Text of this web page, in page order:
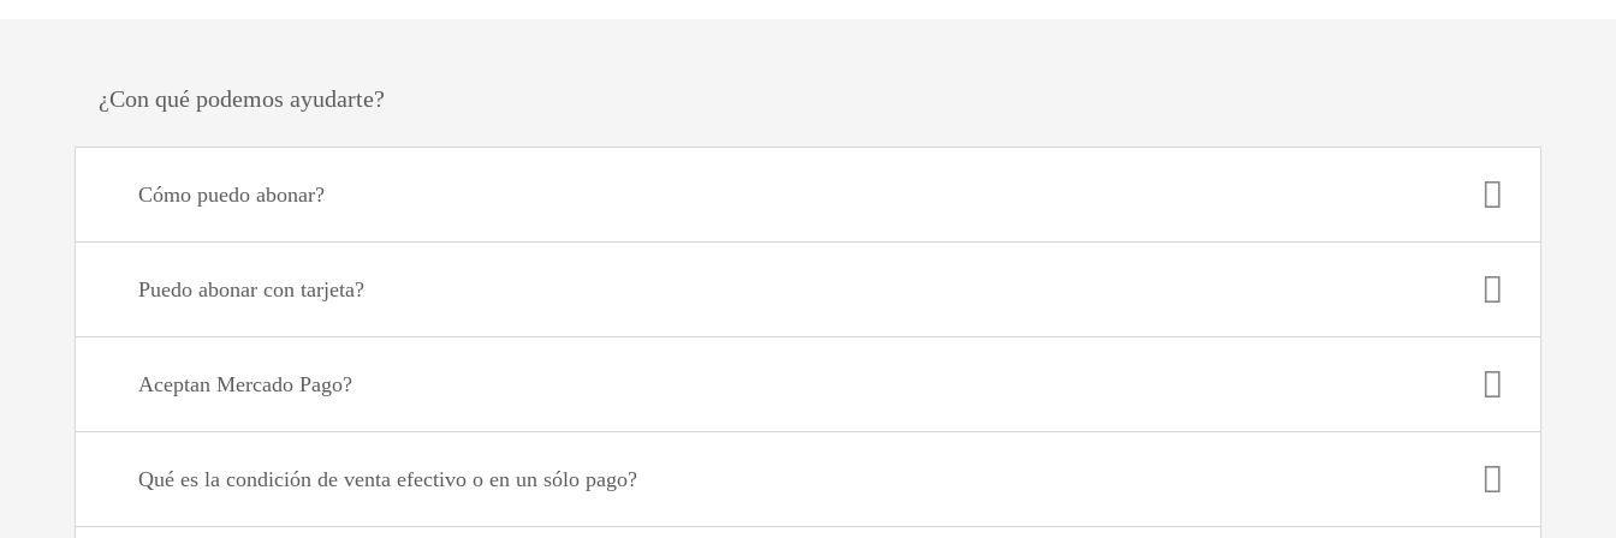
¿Con qué podemos ayudarte?
Cómo puedo abonar?
Puedo abonar con tarjeta?
Aceptan Mercado Pago?
Qué es la condición de venta efectivo o en un sólo pago?